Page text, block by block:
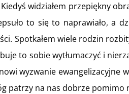
widziałem przepiękny
to się to naprawiało, a
Spotkałem wiele rodzin
to sobie wytłumaczyć i
wyzwanie ewangelizacyjne
patrzy na nas dobrze